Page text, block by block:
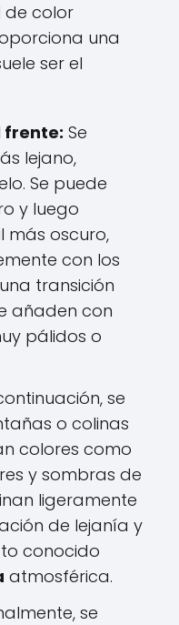
de color
una
ser el
frente: Se
lejano,
Se puede
y luego
más oscuro,
con los
transición
añaden con
pálidos o
se
o colinas
colores como
y sombras de
ligeramente
de lejanía y
conocido
atmosférica.
se